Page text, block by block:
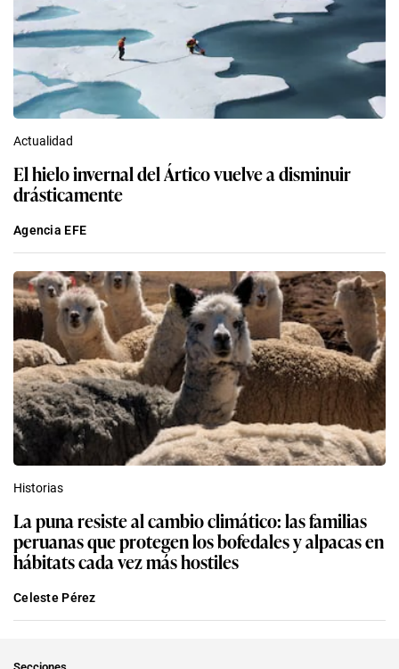
Actualidad
El hielo invernal del Ártico vuelve a disminuir
drásticamente
Agencia EFE
Historias
La puna resiste al cambio climático: las familias
peruanas que protegen los bofedales y alpacas en
hábitats cada vez más hostiles
Celeste Pérez